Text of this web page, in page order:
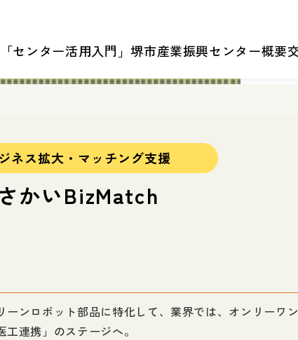
センター活用入門」 堺市産業振興センター概要
ネス拡大・マッチング支援
さかいBizMatch
ンロボット部品に特化して、業界では、オンリーワ
連携」のステージへ。